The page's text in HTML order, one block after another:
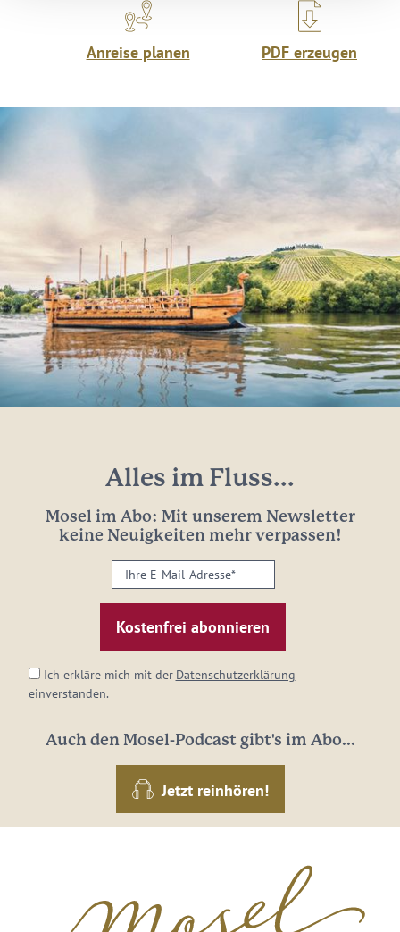
Anreise planen PDF erzeugen
Alles im Fluss...
Mosel im Abo: Mit unserem Newsletter
keine Neuigkeiten mehr verpassen!
Ihre
E-
Mail-
Adresse:
Ich erkläre mich mit der Datenschutzerklärung
einverstanden.
Auch den Mosel-Podcast gibt's im Abo...
Jetzt reinhören!